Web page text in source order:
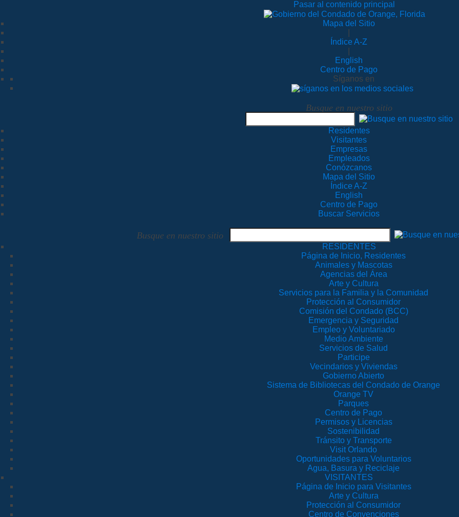
Pasar al contenido principal
Mapa del Sitio
Índice A-Z
English
Centro de Pago
Síganos en
Busque en nuestro sitio
Residentes
Visitantes
Empresas
Empleados
Conózcanos
Mapa del Sitio
Índice A-Z
English
Centro de Pago
Buscar Servicios
Busque en nuestro sitio
RESIDENTES
Página de Inicio, Residentes
Animales y Mascotas
Agencias del Área
Arte y Cultura
Servicios para la Familia y la Comunidad
Protección al Consumidor
Comisión del Condado (BCC)
Emergencia y Seguridad
Empleo y Voluntariado
Medio Ambiente
Servicios de Salud
Participe
Vecindarios y Viviendas
Gobierno Abierto
Sistema de Bibliotecas del Condado de Orange
Orange TV
Parques
Centro de Pago
Permisos y Licencias
Sostenibilidad
Tránsito y Transporte
Visit Orlando
Oportunidades para Voluntarios
Agua, Basura y Reciclaje
VISITANTES
Página de Inicio para Visitantes
Arte y Cultura
Protección al Consumidor
Centro de Convenciones